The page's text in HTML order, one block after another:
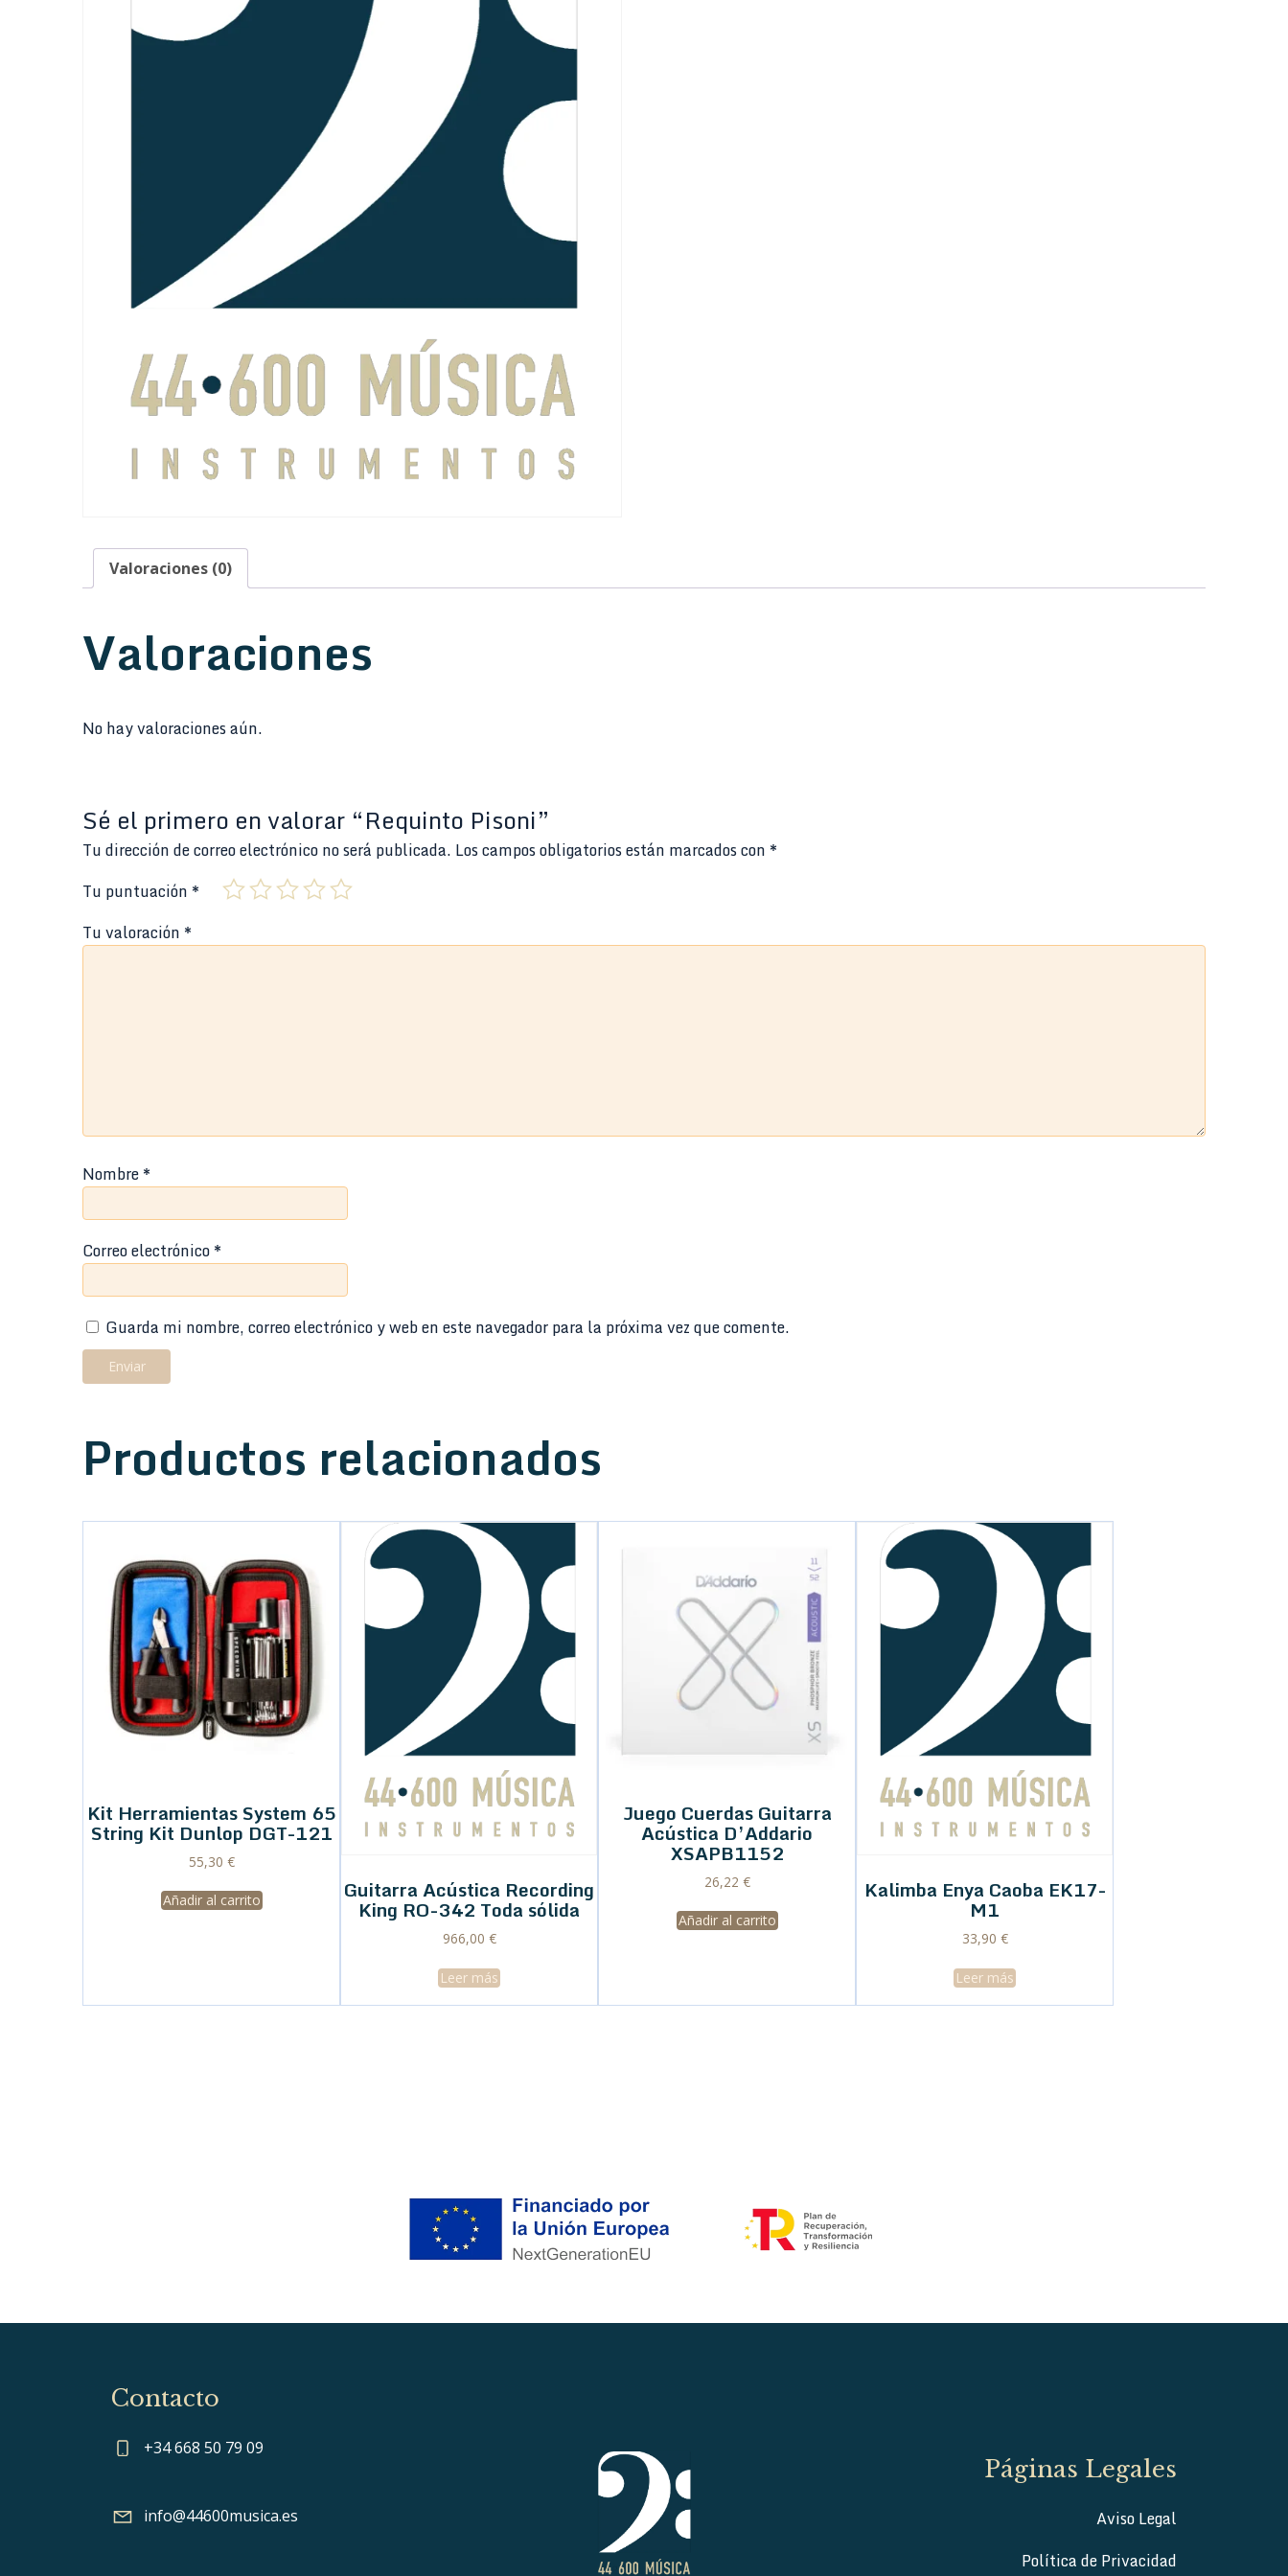
Valoraciones (0)
Valoraciones
No hay valoraciones aún.
Sé el primero en valorar “Requinto Pisoni”
Tu dirección de correo electrónico no será publicada. Los campos obligatorios están marcados con *
Tu puntuación *
Tu valoración *
Nombre*
Correo electrónico*
Guarda mi nombre, correo electrónico y web en este navegador para la próxima vez que comente.
Productos relacionados
Kit Herramientas System 65
String Kit Dunlop DGT-121
55,30 €
Añadir al carrito Guitarra Acústica Recording
King RO-342 Toda sólida
966,00 €
Leer más
Juego Cuerdas Guitarra
Acústica D’Addario
XSAPB1152
26,22 €
Añadir al carrito
Kalimba Enya Caoba EK17-
M1
33,90 €
Leer más
Contacto
+34 668 50 79 09
info@44600musica.es
Páginas Legales
Aviso Legal
Política de Privacidad